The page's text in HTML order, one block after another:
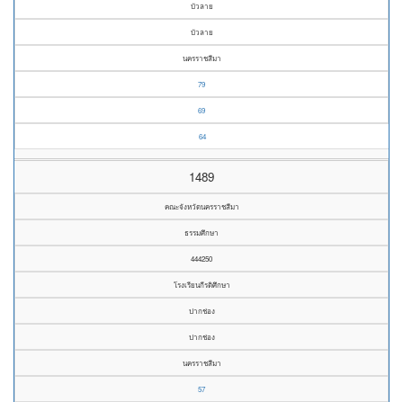
บัวลาย
บัวลาย
นครราชสีมา
79
69
64
1489
คณะจังหวัดนครราชสีมา
ธรรมศึกษา
444250
โรงเรียนกีรติศึกษา
ปากช่อง
ปากช่อง
นครราชสีมา
57